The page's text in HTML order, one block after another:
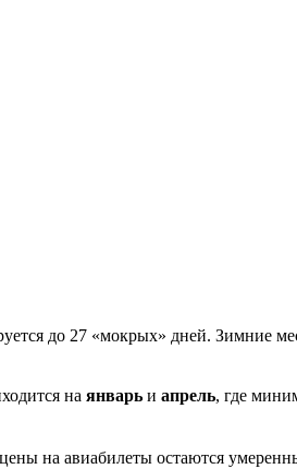
до 27 «мокрых» дней. Зимние
на январь и апрель, где
цены на авиабилеты остаются